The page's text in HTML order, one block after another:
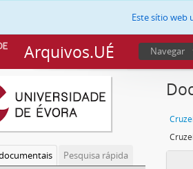
Este sítio web
Arquivos.UÉ Navegar
Pesquisa rápida